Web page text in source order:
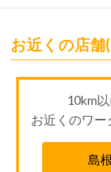
お近くの店舗
10km
お近くのワー
島